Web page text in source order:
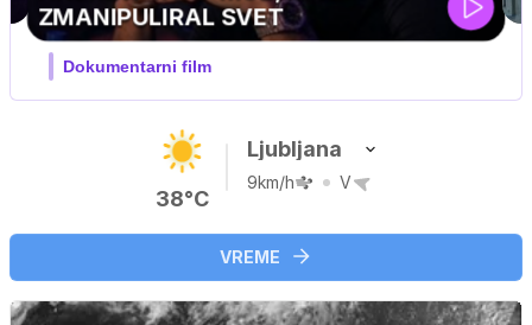
MOJ PRIJATELJ PINGVIN
Film meseca / družinski, pustolovski
38°C
Ljubljana
9km/h V
VREME